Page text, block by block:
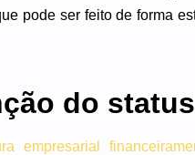
pode ser feito de forma
do status
empresarial